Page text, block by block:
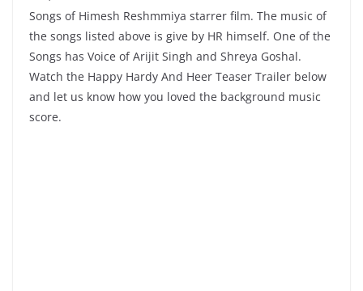
Songs of Himesh Reshmmiya starrer film. The music of
the songs listed above is give by HR himself. One of the
Songs has Voice of Arijit Singh and Shreya Goshal.
Watch the Happy Hardy And Heer Teaser Trailer below
and let us know how you loved the background music
score.